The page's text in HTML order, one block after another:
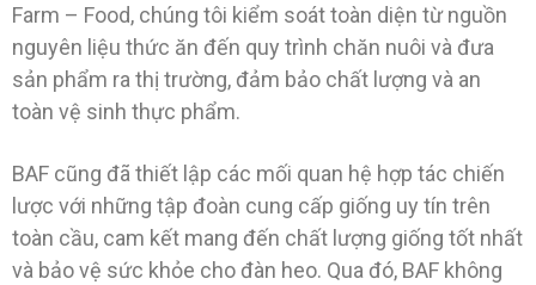
Farm – Food, chúng tôi kiểm soát toàn diện từ nguồn
nguyên liệu thức ăn đến quy trình chăn nuôi và đưa
sản phẩm ra thị trường, đảm bảo chất lượng và an
toàn vệ sinh thực phẩm.
BAF cũng đã thiết lập các mối quan hệ hợp tác chiến
lược với những tập đoàn cung cấp giống uy tín trên
toàn cầu, cam kết mang đến chất lượng giống tốt nhất
và bảo vệ sức khỏe cho đàn heo. Qua đó, BAF không